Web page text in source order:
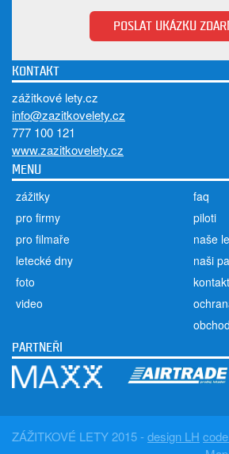
POSLAT UKÁZKU
KONTAKT
zážitkové lety.cz
info@zazitkovelety.cz
777 100 121
www.zazitkovelety.cz
MENU
zážitky
pro firmy
pro filmaře
letecké dny
foto
video
faq
piloti
naše
naši
PARTNEŘI
ZÁŽITKOVÉ LETY 2015 -design LH